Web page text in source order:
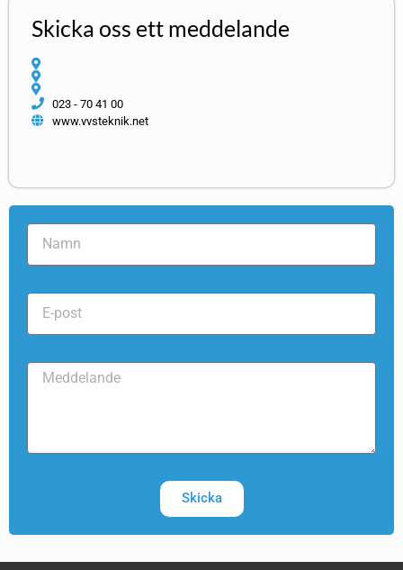
Skicka oss ett meddelande
023 - 70 41 00
www.vvsteknik.net
Skicka